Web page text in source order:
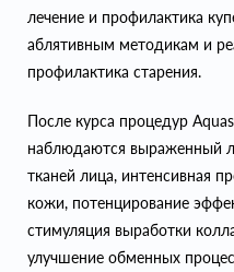
лечение и профилактика
аблятивным методикам и
профилактика старения.
После курса процедур
наблюдаются выраженный
тканей лица, интенсивная
кожи, потенцирование
стимуляция выработки
улучшение обменных